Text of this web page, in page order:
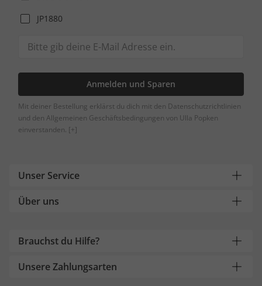
JP1880
Anmelden und Sparen
Mit deiner Bestellung erklärst du dich mit den Datenschutzrichtlinien
und den Allgemeinen Geschäftsbedingungen von Ulla Popken
einverstanden. [+]
Unser Service
Über uns
Brauchst du Hilfe?
Unsere Zahlungsarten